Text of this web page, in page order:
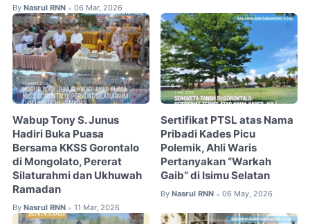
By Nasrul RNN • 06 Mar, 2026
Wabup Tony S. Junus
Hadiri Buka Puasa
Bersama KKSS Gorontalo
di Mongolato, Pererat
Silaturahmi dan Ukhuwah
Ramadan
By Nasrul RNN • 11 Mar, 2026
Sertifikat PTSL atas Nama
Pribadi Kades Picu
Polemik, Ahli Waris
Pertanyakan “Warkah
Gaib” di Isimu Selatan
By Nasrul RNN • 06 May, 2026